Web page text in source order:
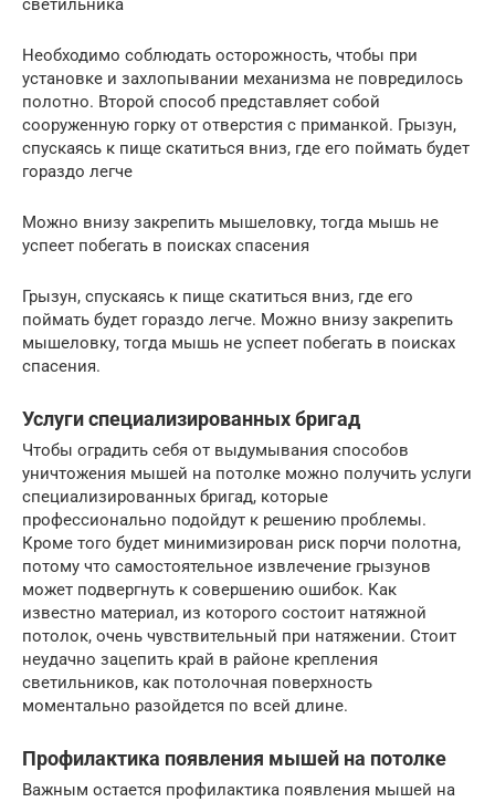
светильника
Необходимо соблюдать осторожность, чтобы при
установке и захлопывании механизма не повредилось
полотно. Второй способ представляет собой
сооруженную горку от отверстия с приманкой. Грызун,
спускаясь к пище скатиться вниз, где его поймать будет
гораздо легче
Можно внизу закрепить мышеловку, тогда мышь не
успеет побегать в поисках спасения
Грызун, спускаясь к пище скатиться вниз, где его
поймать будет гораздо легче. Можно внизу закрепить
мышеловку, тогда мышь не успеет побегать в поисках
спасения.
Услуги специализированных бригад
Чтобы оградить себя от выдумывания способов
уничтожения мышей на потолке можно получить услуги
специализированных бригад, которые
профессионально подойдут к решению проблемы.
Кроме того будет минимизирован риск порчи полотна,
потому что самостоятельное извлечение грызунов
может подвергнуть к совершению ошибок. Как
известно материал, из которого состоит натяжной
потолок, очень чувствительный при натяжении. Стоит
неудачно зацепить край в районе крепления
светильников, как потолочная поверхность
моментально разойдется по всей длине.
Профилактика появления мышей на потолке
Важным остается профилактика появления мышей на